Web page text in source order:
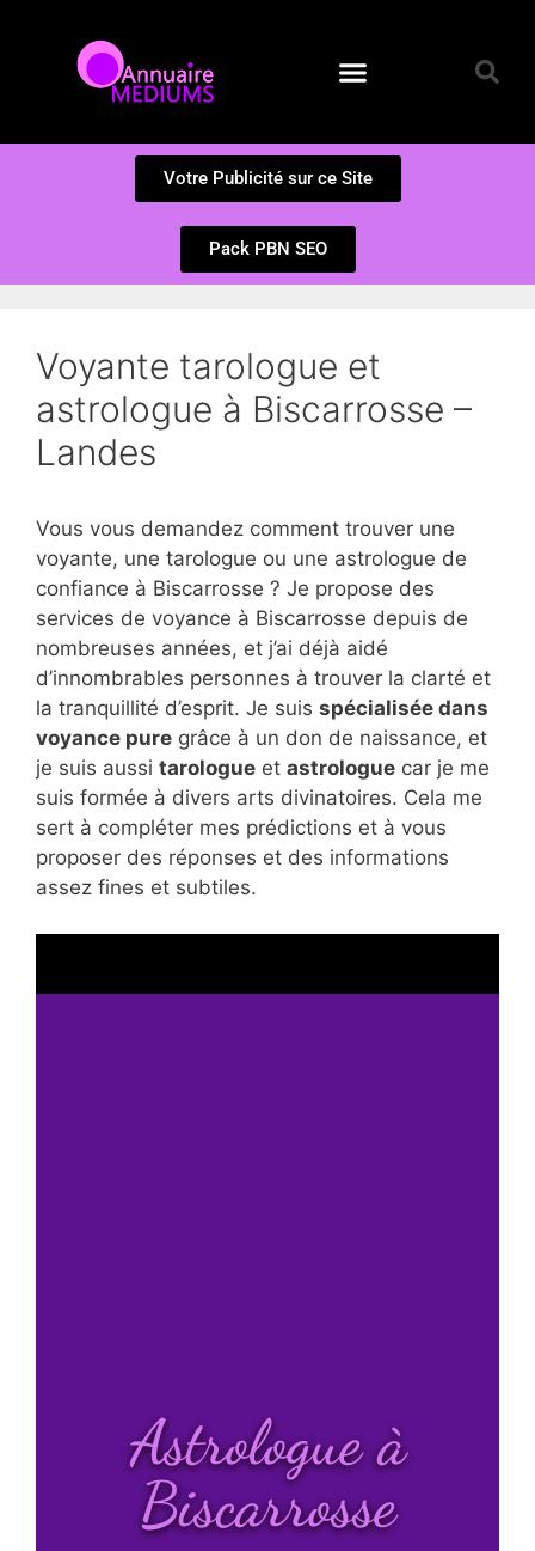
Votre Publicité sur ce Site
Pack PBN SEO
Voyante tarologue et
astrologue à Biscarrosse –
Landes
Vous vous demandez comment trouver une
voyante, une tarologue ou une astrologue de
confiance à Biscarrosse ? Je propose des
services de voyance à Biscarrosse depuis de
nombreuses années, et j’ai déjà aidé
d’innombrables personnes à trouver la clarté et
la tranquillité d’esprit. Je suis spécialisée dans
voyance pure grâce à un don de naissance, et
je suis aussi tarologue et astrologue car je me
suis formée à divers arts divinatoires. Cela me
sert à compléter mes prédictions et à vous
proposer des réponses et des informations
assez fines et subtiles.
Astrologue à
Biscarrosse